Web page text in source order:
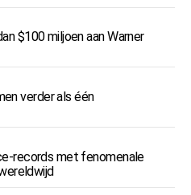
$100 miljoen aan Warner
verder als één
records met fenomenale